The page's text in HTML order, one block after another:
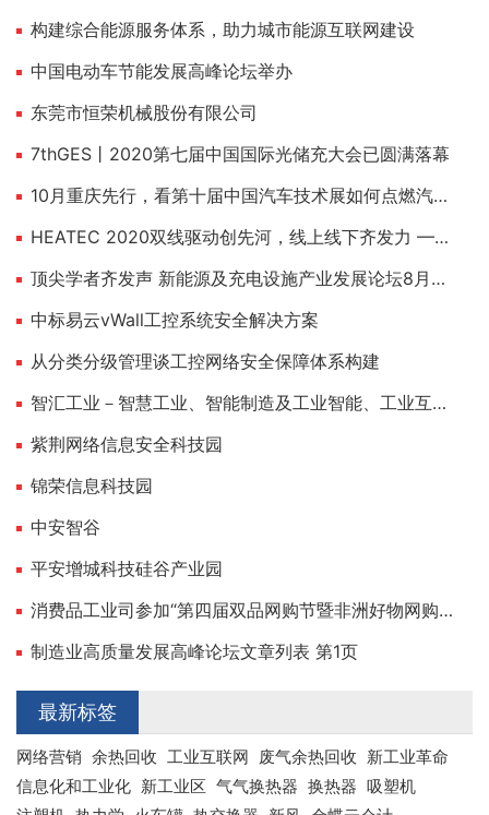
构建综合能源服务体系，助力城市能源互联网建设
中国电动车节能发展高峰论坛举办
东莞市恒荣机械股份有限公司
7thGES丨2020第七届中国国际光储充大会已圆满落幕
10月重庆先行，看第十届中国汽车技术展如何点燃汽车工业
HEATEC 2020双线驱动创先河，线上线下齐发力 ——2020上海国际供热技术展12月不见不散！
顶尖学者齐发声 新能源及充电设施产业发展论坛8月上海举行
中标易云vWall工控系统安全解决方案
从分类分级管理谈工控网络安全保障体系构建
智汇工业－智慧工业、智能制造及工业智能、工业互联门户网站，专业的工业“互联网＋”传媒
紫荆网络信息安全科技园
锦荣信息科技园
中安智谷
平安增城科技硅谷产业园
消费品工业司参加“第四届双品网购节暨非洲好物网购节”专题新闻吹风会
制造业高质量发展高峰论坛文章列表 第1页
最新标签
网络营销 余热回收 工业互联网 废气余热回收 新工业革命
信息化和工业化 新工业区 气气换热器 换热器 吸塑机